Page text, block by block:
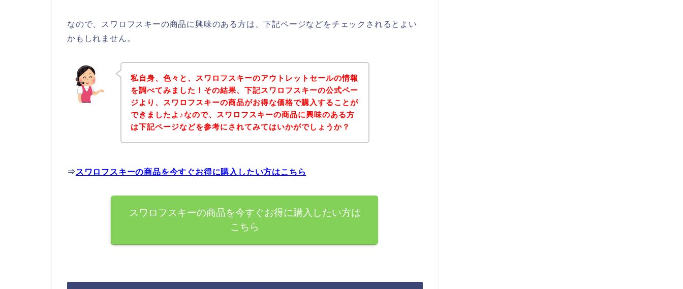
なので、スワロフスキーの商品に興味のある方は、下記ページなどをチェックされるとよい
かもしれません。
私自身、色々と、スワロフスキーのアウトレットセールの情報
を調べてみました！その結果、下記スワロフスキーの公式ペー
ジより、スワロフスキーの商品がお得な価格で購入することが
できましたよ♪なので、スワロフスキーの商品に興味のある方
は下記ページなどを参考にされてみてはいかがでしょうか？
⇒ スワロフスキーの商品を今すぐお得に購入したい方はこちら
スワロフスキーの商品を今すぐお得に購入したい方は
こちら